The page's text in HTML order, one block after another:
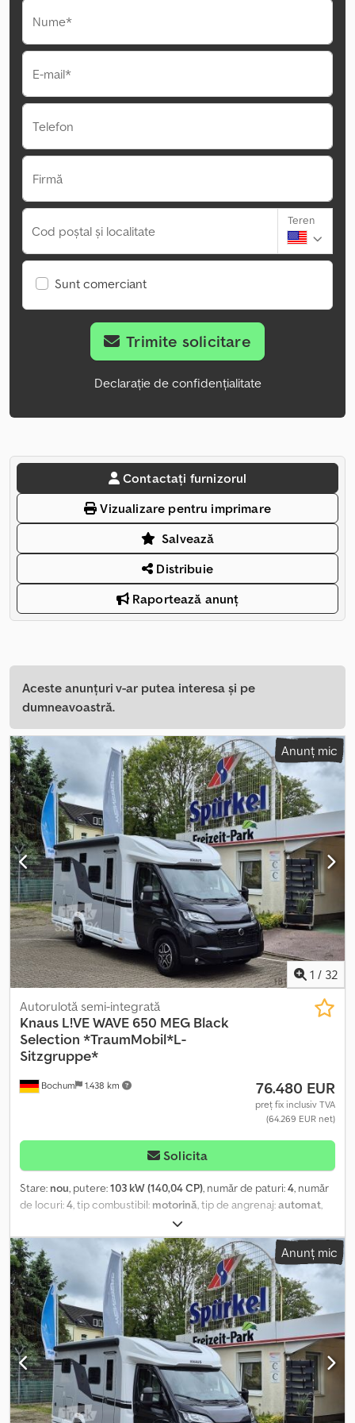
Nume*
E-mail*
Telefon
Firmă
Cod poștal și localitate
Teren
Sunt comerciant
Trimite solicitare
Declarație de confidențialitate
Contactați furnizorul
Vizualizare pentru imprimare
Salvează
Distribuie
Raportează anunț
Aceste anunțuri v-ar putea interesa și pe
dumneavoastră.
Anunț mic
1 / 32
Bochum 1.438 km
Autorulotă semi-integrată
Knaus L!VE WAVE 650 MEG Black
Selection *TraumMobil*L-
Sitzgruppe*
76.480 EUR
preț fix inclusiv TVA
(64.269 EUR net)
Solicita
Stare: nou, putere:103 kW (140,04 CP), număr de paturi:4, număr
de locuri:4 , tip combustibil: motorină , tip de angrenaj:automat
6.940 mm
înălțime totală:2.940 mm, configurație ax:2 axe, clasă de emisii:
Euro 6
, greutate totală:3.500 kg, greutatea goală:2.950 kg,
greutate operațională:3.074 kg, greutatea maximă de încărcare:
426 kg, An de fabricație:2026, ampatament:380 mm, Dotări:ABS,
aer condiționat, bucătărie la bord, pilot automat de viteză,
proiectoare de ceață, sistem de imobilizare, KNAUS L!VE WAVE
Black Selection... în curând la noi. Versatilul Mai multe dotări, mai
multă familie, mai mult Knaus. . Dotări: * (Inclus în preț) Sistem
autonom: 2 x panouri solare de 120 WP, baterie LiFePO4 de 270
Ah/12 V, invertor sinusoidal de 2.000 W/12 V * FIAT Ducato 3.500 kg
(103 kW / 140 CP), tracțiune față, Euro 6e-bis * Transmisie
Anunț mic